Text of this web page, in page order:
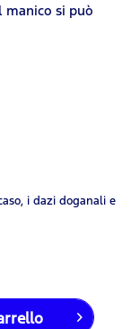
manico si può
i dazi doganali e